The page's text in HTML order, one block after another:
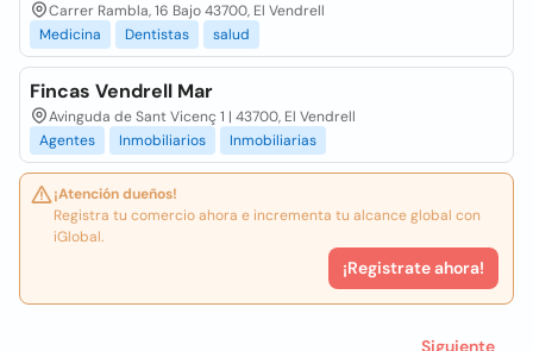
Carrer Rambla, 16 Bajo 43700, El Vendrell
Medicina
Dentistas salud
Fincas Vendrell Mar
Avinguda de Sant Vicenç 1 | 43700, El Vendrell
Agentes
Inmobiliarios Inmobiliarias
¡Atención dueños!
Registra tu comercio ahora e incrementa tu alcance global con
iGlobal.
¡Registrate ahora!
Siguiente